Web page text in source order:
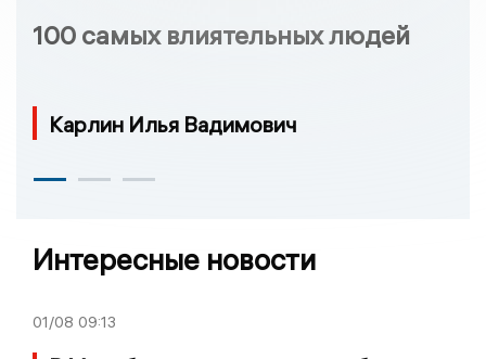
100 самых влиятельных людей
Карлин Илья Вадимович
Интересные новости
01/08 09:13